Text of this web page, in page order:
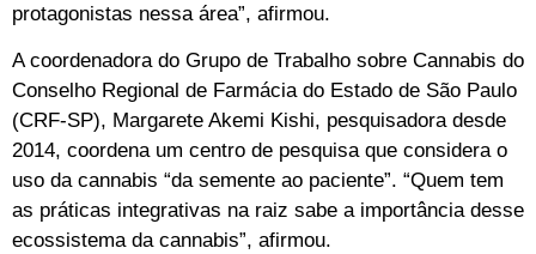
protagonistas nessa área”, afirmou.
A coordenadora do Grupo de Trabalho sobre Cannabis do
Conselho Regional de Farmácia do Estado de São Paulo
(CRF-SP), Margarete Akemi Kishi, pesquisadora desde
2014, coordena um centro de pesquisa que considera o
uso da cannabis “da semente ao paciente”. “Quem tem
as práticas integrativas na raiz sabe a importância desse
ecossistema da cannabis”, afirmou.